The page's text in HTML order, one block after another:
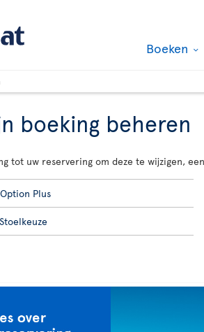
Boeken
boeking beheren
tot uw reservering om deze te wijzigen,
Option Plus
Stoelkeuze